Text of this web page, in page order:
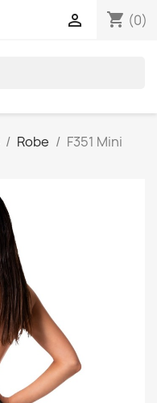
shopping_cart (0)

Robe
F351 Mini